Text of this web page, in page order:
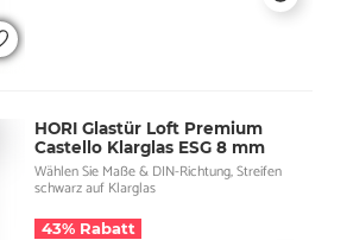
HORI Glastür Loft Premium
Castello Klarglas ESG 8 mm
Wählen Sie Maße & DIN-Richtung, Streifen
schwarz auf Klarglas
43% Rabatt